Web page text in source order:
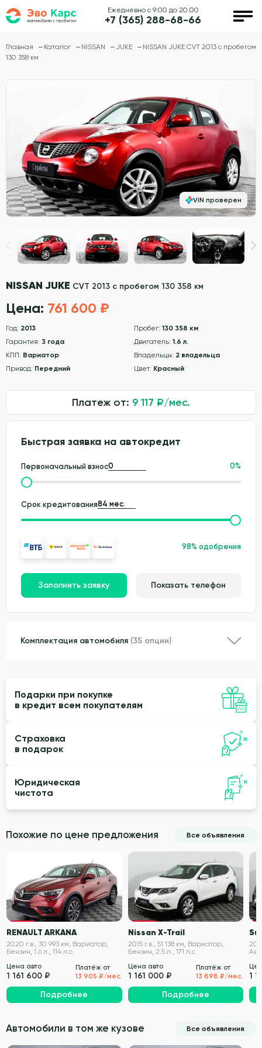
Ежедневно с 9:00 до 20:00
+7 (365) 288-68-66
Главная Каталог NISSAN JUKE
NISSAN JUKE CVT 2013 с пробегом
130 358 км
NISSAN JUKE CVT 2013 с пробегом 130 358 км
Цена: 761 600 ₽
Год: 2013 Пробег: 130 358 км
Гарантия: 3 года Двигатель: 1.6 л.
КПП: Вариатор Владельцы: 2 владельца
Привод: Передний Цвет: Красный
Платеж от: 9 117 ₽/мес.
Быстрая заявка на автокредит
Первоначальный взнос 0%
Срок кредитования
98% одобрения
Заполнить заявку Показать телефон
VIN проверен
Комплектация автомобиля (35 опции)
Подарки при покупке
в кредит всем покупателям
Страховка
в подарок
Юридическая
чистота
Похожие по цене предложения Все объявления
VIN проверен
RENAULT ARKANA
2020 г.в., 30 993 км, Вариатор,
Бензин, 1.6 л., 114 л.с.
Цена авто
1 161 600 ₽
Платёж от
13 905 ₽/мес.
Подробнее
VIN проверен
Nissan X-Trail
2015 г.в., 51 138 км, Вариатор,
Бензин, 2.5 л., 171 л.с.
Цена авто
1 161 000 ₽
Платёж от
13 898 ₽/мес.
Подробнее
1
Автомобили в том же кузове Все объявления